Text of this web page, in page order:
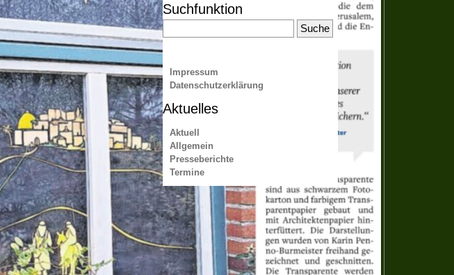
Suchfunktion
Impressum
Datenschutzerklärung
Aktuelles
Aktuell
Allgemein
Presseberichte
Termine